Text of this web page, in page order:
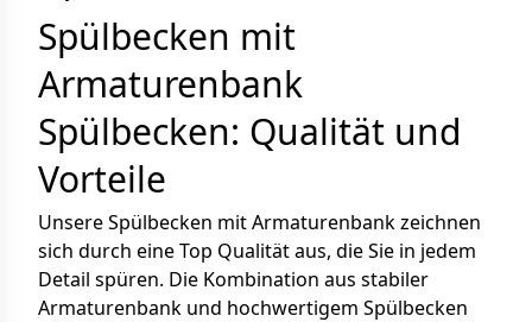
Spülbecken mit
Armaturenbank
Spülbecken: Qualität und
Vorteile
Unsere Spülbecken mit Armaturenbank zeichnen
sich durch eine Top Qualität aus, die Sie in jedem
Detail spüren. Die Kombination aus stabiler
Armaturenbank und hochwertigem Spülbecken